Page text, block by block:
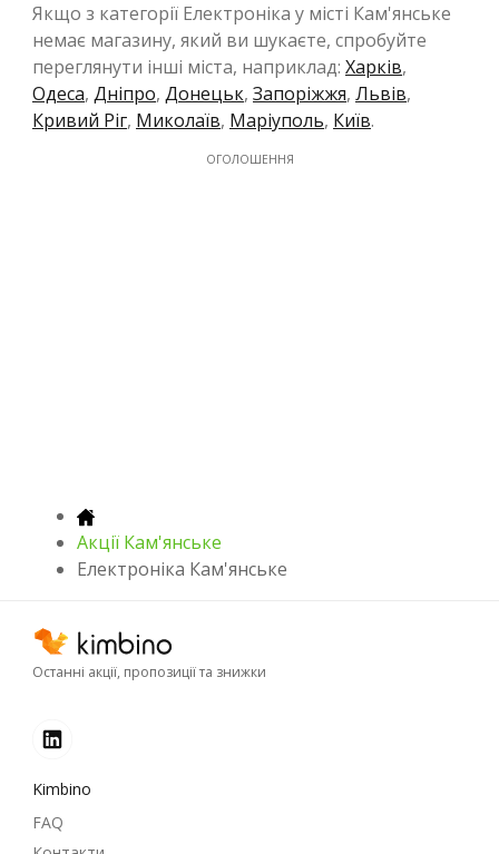
Якщо з категорії Електроніка у місті Кам'янське
немає магазину, який ви шукаєте, спробуйте
переглянути інші міста, наприклад: Харків,
Одеса, Дніпро, Донецьк, Запоріжжя, Львів,
Кривий Ріг, Миколаїв, Маріуполь, Київ.
ОГОЛОШЕННЯ
Акції Кам'янське
Електроніка Кам'янське
Останні акції, пропозиції та знижки
Kimbino
FAQ